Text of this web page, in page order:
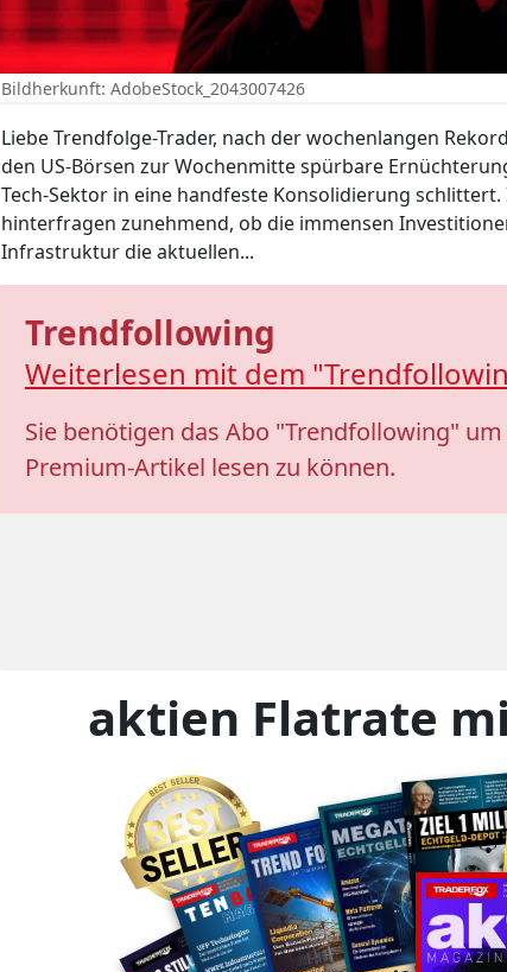
Bildherkunft: AdobeStock_2043007426
Liebe Trendfolge-Trader, nach der wochenlangen
den US-Börsen zur Wochenmitte spürbare
Tech-Sektor in eine handfeste Konsolidierung
hinterfragen zunehmend, ob die immensen
Infrastruktur die aktuellen...
Trendfollowing
Weiterlesen mit dem
Sie benötigen das Abo "Trendfollowing"
Premium-Artikel lesen zu können.
aktien Flatrate
Unsere Magazin-Covers